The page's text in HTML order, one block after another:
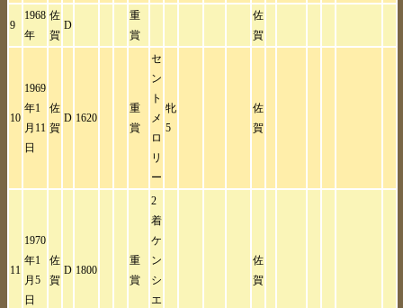
9
1968
年
佐
賀
D
重
賞
佐
賀
10
1969
年1
月11
日
佐
賀
D 1620
重
賞
セ
ン
ト
メ
ロ
リ
ー
牝
5
佐
賀
11
1970
年1
月5
日
佐
賀
D 1800
重
賞
2
着
ケ
ン
シ
エ
佐
賀